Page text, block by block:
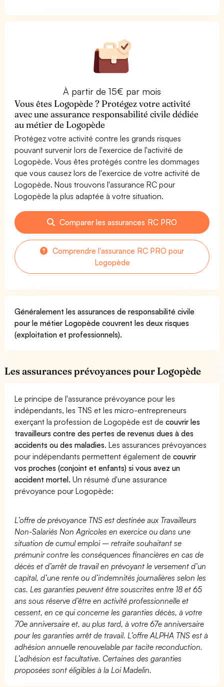
À partir de 15€ par mois
Vous êtes Logopède ? Protégez votre activité
avec une assurance responsabilité civile dédiée
au métier de Logopède
Protégez votre activité contre les grands risques
pouvant survenir lors de l'exercice de l'activité de
Logopède. Vous êtes protégés contre les dommages
que vous causez lors de l'exercice de votre activité de
Logopède. Nous trouvons l'assurance RC pour
Logopède la plus adaptée à votre situation.
Comparer les assurances RC PRO
Comprendre l'assurance RC PRO pour
Logopède
Généralement les assurances de responsabilité civile
pour le métier Logopède couvrent les deux risques
(exploitation et professionnels).
Les assurances prévoyances pour Logopède
Le principe de l'assurance prévoyance pour les
indépendants, les TNS et les micro-entrepreneurs
exerçant la profession de Logopède est decouvrir les
travailleurs contre des pertes de revenus dues à des
accidents ou des maladies. Les assurances prévoyances
pour indépendants permettent également decouvrir
vos proches (conjoint et enfants) si vous avez un
accident mortel. Un résumé d'une assurance
prévoyance pour Logopède:
L’offre de prévoyance TNS est destinée aux Travailleurs
Non-Salariés Non Agricoles en exercice ou dans une
situation de cumul emploi – retraite souhaitant se
prémunir contre les conséquences financières en cas de
décès et d’arrêt de travail en prévoyant le versement d’un
capital, d’une rente ou d’indemnités journalières selon les
cas. Les garanties peuvent être souscrites entre 18 et 65
ans sous réserve d’être en activité professionnelle et
cessent, en ce qui concerne les garanties décès, à votre
70e anniversaire et, au plus tard, à votre 67e anniversaire
pour les garanties arrêt de travail. L’offre ALPHA TNS est à
adhésion annuelle renouvelable par tacite reconduction.
L’adhésion est facultative. Certaines des garanties
proposées sont éligibles à la Loi Madelin.